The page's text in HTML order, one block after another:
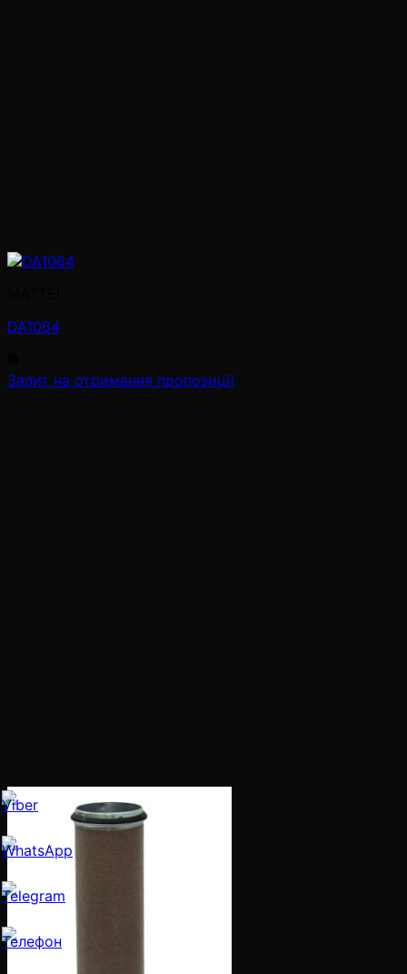
DA1064
Запит на отримання пропозиції